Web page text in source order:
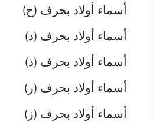
أسماء أولاد بحرف (خ)
أسماء أولاد بحرف (د)
أسماء أولاد بحرف (ذ)
أسماء أولاد بحرف (ر)
أسماء أولاد بحرف (ز)